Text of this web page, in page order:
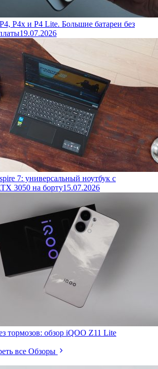
P4x и P4 Lite. Большие батареи без
19.07.2026
7: универсальный ноутбук с
3050 на борту15.07.2026
тормозов: обзор iQOO Z11 Lite
все Обзоры